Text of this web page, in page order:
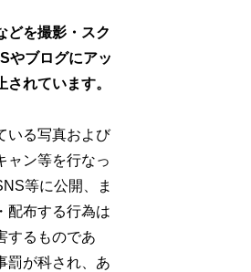
どを撮影・スク
やブログにアッ
れています。
いる写真および
ャン等を行なっ
等に公開、ま
配布する行為は
するものであ
罰が科され、あ